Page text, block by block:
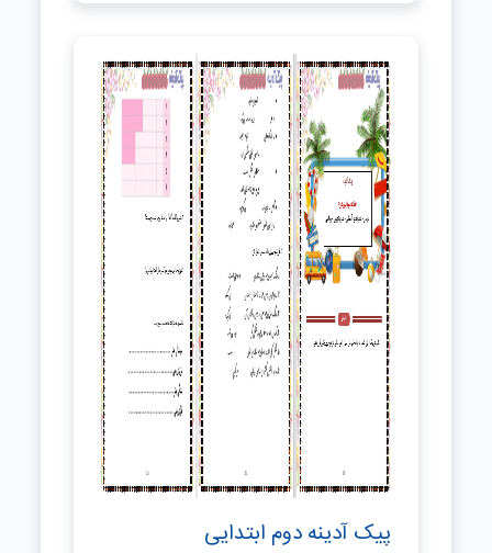
پیک آدینه دوم ابتدایی